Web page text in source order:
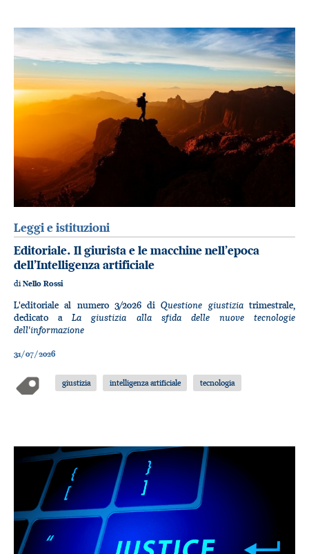
Leggi e istituzioni
Editoriale. Il giurista e le macchine nell’epoca
dell’Intelligenza artificiale
diNello Rossi
L'editoriale al numero 3/2026 diQuestione giustiziatrimestrale,
dedicato aLa giustizia alla sfida delle nuove tecnologie
dell'informazione
31/07/2026
giustizia intelligenza artificiale tecnologia